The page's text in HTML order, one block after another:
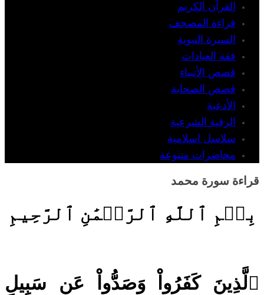
القرآن الكريم
قراءة المصحف
السيرة النبوية
فقة العبادات
قصص الأنبياء
قصص الصحابة
الأدعية
الرقية الشرعية
سلاسل اسلامية
محاضرات متنوعة
قراءة سورة محمد
بِسۡمِ ٱللَّهِ ٱلرَّحۡمَٰنِ ٱلرَّحِيمِ
ٱلَّذِينَ كَفَرُواْ وَصَدُّواْ عَن سَبِيلِ